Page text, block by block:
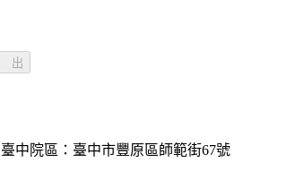
出
臺中院區：臺中市豐原區師範街67號